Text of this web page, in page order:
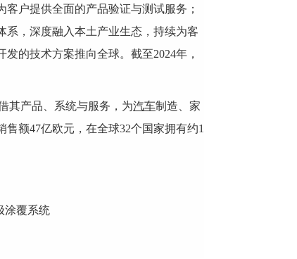
户提供全面的产品验证与测试服务；
系，深度融入本土产业生态，持续为客
的技术方案推向全球。截至2024年，
其产品、系统与服务，为汽车制造、家
额47亿欧元，在全球32个国家拥有约1
涂覆系统